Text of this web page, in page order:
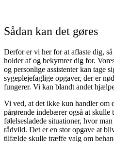
Sådan kan det gøres
Derfor er vi her for at aflaste dig,
holder af og bekymrer dig for.
og personlige assistenter kan tage
sygeplejefaglige opgaver, der er
fungerer. Vi kan blandt andet
Vi ved, at det ikke kun handler om
pårørende indebærer også at
følelsesladede situationer, hvor
rådvild. Det er en stor opgave at
tilfælde skulle træffe valg om